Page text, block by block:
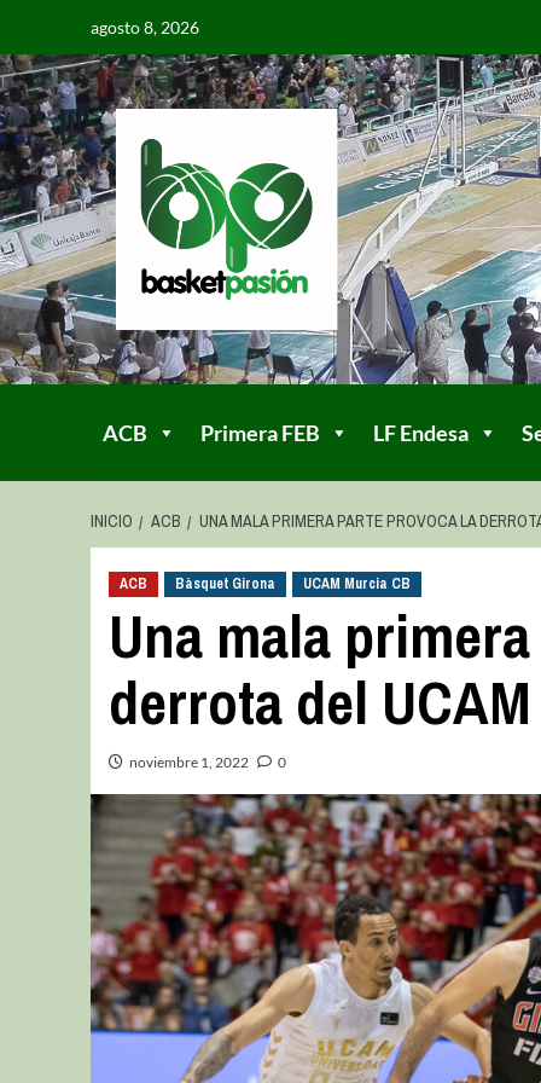
agosto 8, 2026
ACB Primera FEB LF Endesa
INICIO ACB UNA MALA PRIMERA PARTE PROVOCA LA
ACB Bàsquet Girona UCAM Murcia CB
Una mala
derrota del
noviembre 1, 2022 0